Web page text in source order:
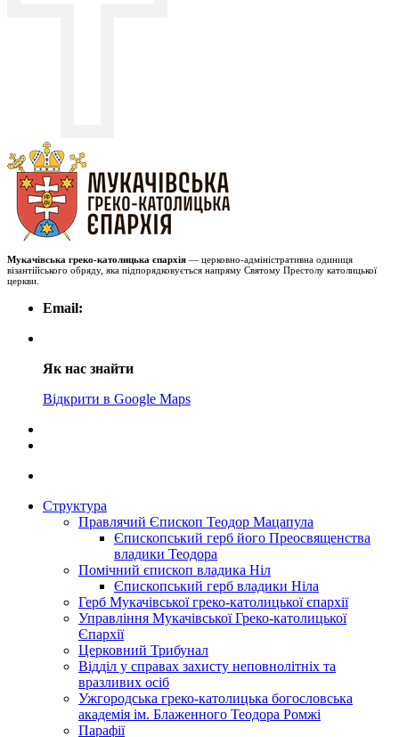
Мукачівська греко-католицька єпархія — церковно-адміністративна одиниця
візантійського обряду, яка підпорядковується напряму Святому Престолу католицької
церкви.
Email:
Як нас знайти
Відкрити в Google Maps
Структура
Правлячий Єпископ Теодор Мацапула
Єпископський герб його Преосвященства
владики Теодора
Помічний єпископ владика Ніл
Єпископський герб владики Ніла
Герб Мукачівської греко-католицької єпархії
Управління Мукачівської Греко-католицької
Єпархії
Церковний Трибунал
Відділ у справах захисту неповнолітніх та
вразливих осіб
Ужгородська греко-католицька богословська
академія ім. Блаженного Теодора Ромжі
Парафії